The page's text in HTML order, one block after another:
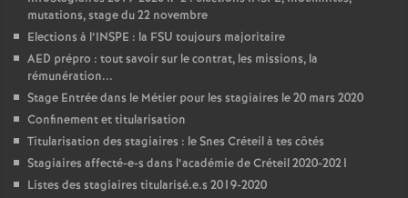
mutations, stage du 22 novembre
Elections à l’INSPE : la FSU toujours majoritaire
AED prépro : tout savoir sur le contrat, les missions, la
rémunération...
Stage Entrée dans le Métier pour les stagiaires le 20 mars 2020
Confinement et titularisation
Titularisation des stagiaires : le Snes Créteil à tes côtés
Stagiaires affecté-e-s dans l’académie de Créteil 2020-2021
Listes des stagiaires titularisé.e.s 2019-2020